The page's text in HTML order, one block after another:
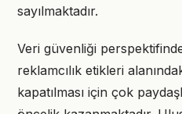
sayılmaktadır.
Veri güvenliği
reklamcılık etikleri
kapatılması için çok